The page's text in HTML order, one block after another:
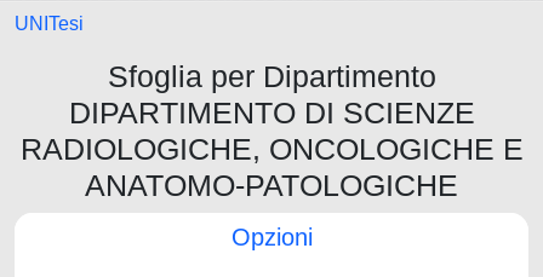
UNITesi
Sfoglia per Dipartimento
DIPARTIMENTO DI SCIENZE
RADIOLOGICHE, ONCOLOGICHE E
ANATOMO-PATOLOGICHE
Opzioni